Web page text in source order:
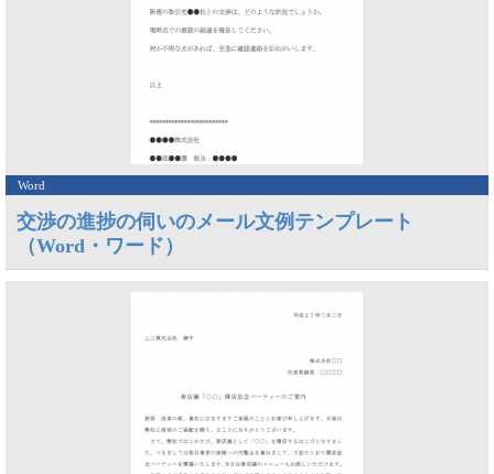
Word
交渉の進捗の伺いのメール文例テンプレート
（Word・ワード）